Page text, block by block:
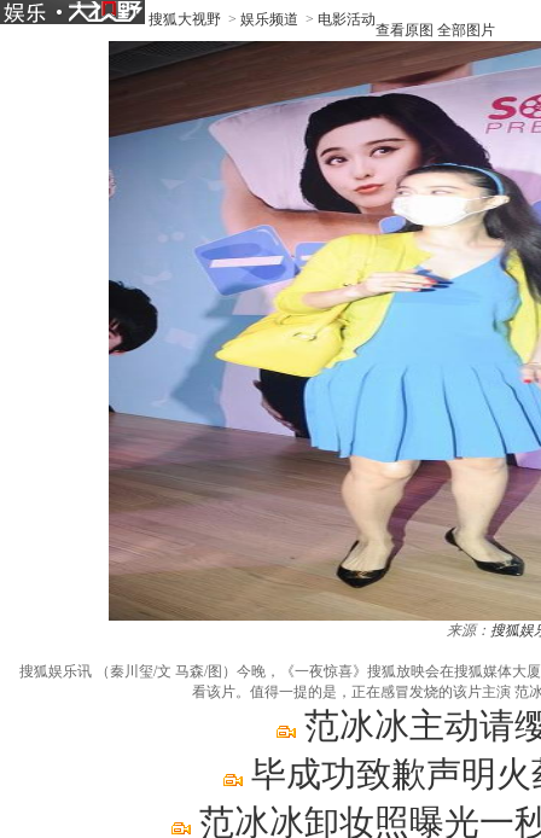
搜狐大视野 > 娱乐频道 > 电影活动
查看原图 全部图片
来源： 搜狐娱
搜狐娱乐讯 （秦川玺/文 马森/图）今晚，《一夜惊喜》搜狐放映会在搜狐媒体
看该片。值得一提的是，正在感冒发烧的该片主演 范
范冰冰主动请
毕成功致歉声明
范冰冰卸妆照曝光一